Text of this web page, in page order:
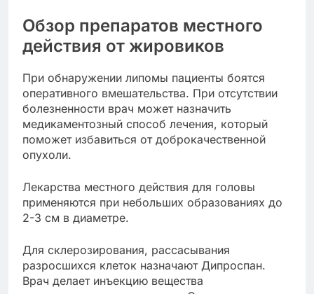
Обзор препаратов местного
действия от жировиков
При обнаружении липомы пациенты боятся
оперативного вмешательства. При отсутствии
болезненности врач может назначить
медикаментозный способ лечения, который
поможет избавиться от доброкачественной
опухоли.
Лекарства местного действия для головы
применяются при небольших образованиях до
2-3 см в диаметре.
Для склерозирования, рассасывания
разросшихся клеток назначают Дипроспан.
Врач делает инъекцию вещества